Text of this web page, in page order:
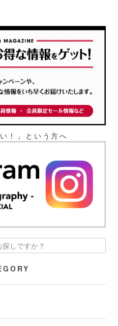
！」という⽅へ